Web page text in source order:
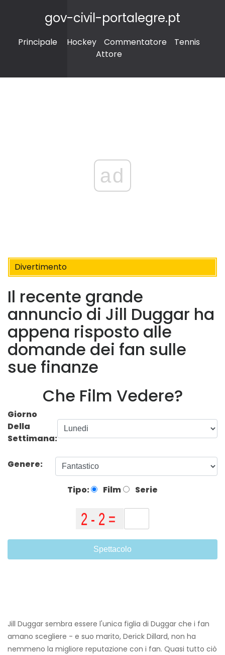
gov-civil-portalegre.pt
Principale Hockey Commentatore
Tennis
Attore
ad
Divertimento
Il recente grande
annuncio di Jill Duggar ha
appena risposto alle
domande dei fan sulle
sue finanze
Che Film Vedere?
Giorno
Della
Settimana:
Genere:
Tipo: Film Serie
Spettacolo
Jill Duggar sembra essere l'unica figlia di Duggar che i fan
amano scegliere - e suo marito, Derick Dillard, non ha
nemmeno la migliore reputazione con i fan. Quasi tutto ciò